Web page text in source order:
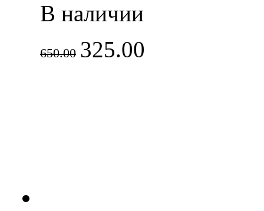
В наличии
650.00 325.00